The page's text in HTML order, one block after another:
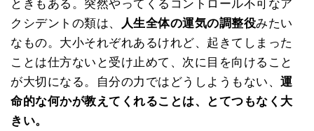
ときもある。突然やってくるコントロール不可なア
クシデントの類は、
人生全体の運気の調整役みたい
なもの。大小それぞれあるけれど、起きてしまった
ことは仕方ないと受け止めて、次に目を向けること
が大切になる。自分の力ではどうしようもない、運
命的な何かが教えてくれることは、とてつもなく大
きい。